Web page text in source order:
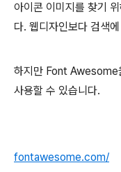
아이콘 이미지를 찾기
다. 웹디자인보다 검색
하지만 Font Awesome
사용할 수 있습니다.
fontawesome.com/